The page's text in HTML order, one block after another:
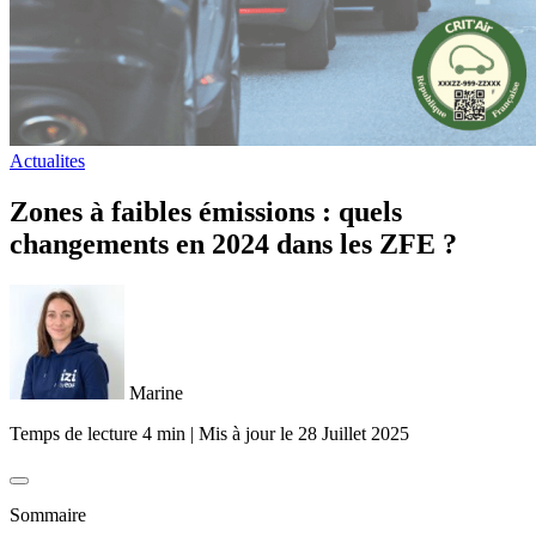
Actualites
Zones à faibles émissions : quels
changements en 2024 dans les ZFE ?
Marine
Temps de lecture 4 min | Mis à jour le 28 Juillet 2025
Sommaire